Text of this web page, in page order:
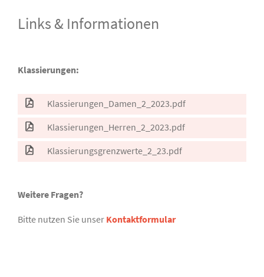
Links & Informationen
Klassierungen:
Klassierungen_Damen_2_2023.pdf
Klassierungen_Herren_2_2023.pdf
Klassierungsgrenzwerte_2_23.pdf
Weitere Fragen?
Bitte nutzen Sie unser Kontaktformular